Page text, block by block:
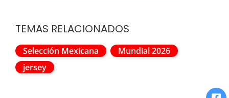
TEMAS RELACIONADOS
Selección Mexicana
Mundial 2026
jersey